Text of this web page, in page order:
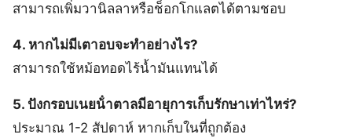
สามารถเพิ่มวานิลลาหรือช็อกโกแลตได้ตามชอบ
4. หากไม่มีเตาอบจะทำอย่างไร?
สามารถใช้หม้อทอดไร้น้ำมันแทนได้
5. ปังกรอบเนยน้ําตาลมีอายุการเก็บรักษาเท่าไหร่?
ประมาณ 1-2 สัปดาห์ หากเก็บในที่ถูกต้อง